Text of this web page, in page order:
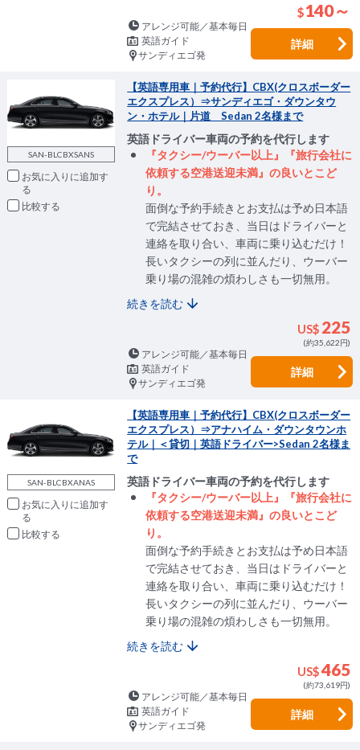
$140～
アレンジ可能／基本毎日
英語ガイド
サンディエゴ発
詳細
SAN-BLCBXSANS
お気に入りに追加
比較
【英語専用車｜予約代行】CBX(クロスボーダー
エクスプレス）⇒サンディエゴ・ダウンタウ
ン・ホテル｜片道 Sedan 2名様まで
英語ドライバー車両の予約を代行します
『タクシー/ウーバー以上』『旅行会社に
依頼する空港送迎未満』の良いとこど
り。
面倒な予約手続きとお支払は予め日本語
で完結させておき、当日はドライバーと
連絡を取り合い、車両に乗り込むだけ！
長いタクシーの列に並んだり、ウーバー
乗り場の混雑の煩わしさも一切無用。
続きを読む
US$ 225
(約35,622円)
アレンジ可能／基本毎日
英語ガイド
サンディエゴ発
詳細
SAN-BLCBXANAS
お気に入りに追加
比較
【英語専用車｜予約代行】CBX(クロスボーダー
エクスプレス）⇒アナハイム・ダウンタウンホ
テル｜＜貸切｜英語ドライバー>Sedan 2名様ま
で
英語ドライバー車両の予約を代行します
『タクシー/ウーバー以上』『旅行会社に
依頼する空港送迎未満』の良いとこど
り。
面倒な予約手続きとお支払は予め日本語
で完結させておき、当日はドライバーと
連絡を取り合い、車両に乗り込むだけ！
長いタクシーの列に並んだり、ウーバー
乗り場の混雑の煩わしさも一切無用。
続きを読む
US$465
(約73,619円)
アレンジ可能／基本毎日
英語ガイド
サンディエゴ発
詳細